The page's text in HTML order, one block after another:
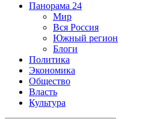
Панорама 24
Мир
Вся Россия
Южный регион
Блоги
Политика
Экономика
Общество
Власть
Культура